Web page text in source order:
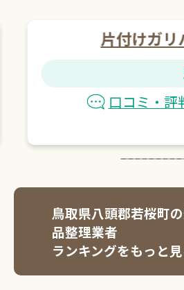
片付けガリ
口コミ・評
鳥取県八頭郡若桜町
品整理業者
ランキングをもっと